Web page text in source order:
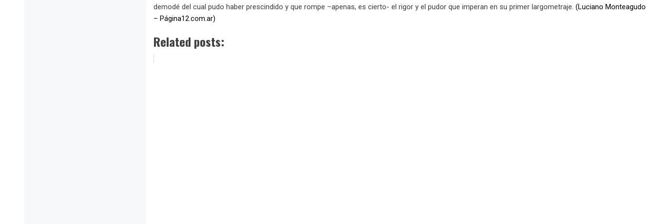
demodé del cual pudo haber prescindido y que rompe –apenas, es cierto- el rigor y el pudor que imperan en su primer largometraje. (Luciano Monteagudo
– Página12.com.ar)
Related posts: